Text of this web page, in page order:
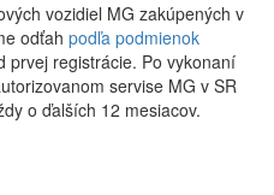
vozidiel MG zakúpených v
odťah podľa podmienok
prvej registrácie. Po vykonaní
servise MG v SR
o ďalších 12 mesiacov.